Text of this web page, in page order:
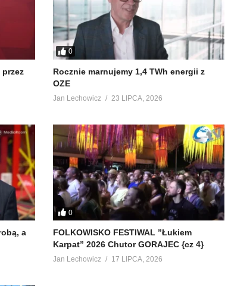
0
Rocznie marnujemy 1,4 TWh energii z
OZE
Jan Lechowicz 23 LIPCA, 2026
a
0
FOLKOWISKO FESTIWAL ”Łukiem
Karpat” 2026 Chutor GORAJEC {cz 4}
Jan Lechowicz 17 LIPCA, 2026